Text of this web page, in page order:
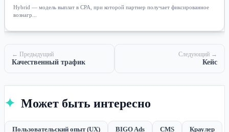
Hybrid — модель выплат в CPA, при которой партнер получает фиксированное
вознагр...
← Предыдущий
Качественный трафик
Следующий →
Кейс
✦ Может быть интересно
Пользовательский опыт (UX) BIGO Ads CMS Краулер